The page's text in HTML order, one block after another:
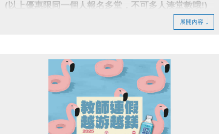
(以上優惠限同一個人報名多堂，不可多人湊堂數哦!)
報名後不得延期、換堂，如因私人因素辦理退費，需
網路報名僅開放報名4日內之課程(課程當天不受理)
dm下載傳送門點我(另開新視窗)
大安有APP囉!也可以報單堂喔~
長佳Sports+ APP傳送門↓
展開內容